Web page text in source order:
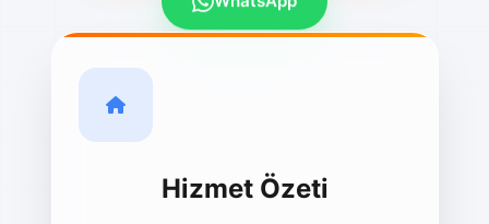
Hizmet Özeti